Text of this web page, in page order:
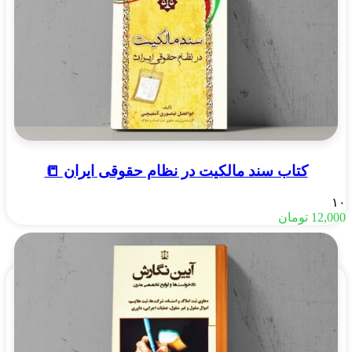
کتاب سند مالکیت در نظام حقوقی ایران 📒
۱۰
12,000 تومان